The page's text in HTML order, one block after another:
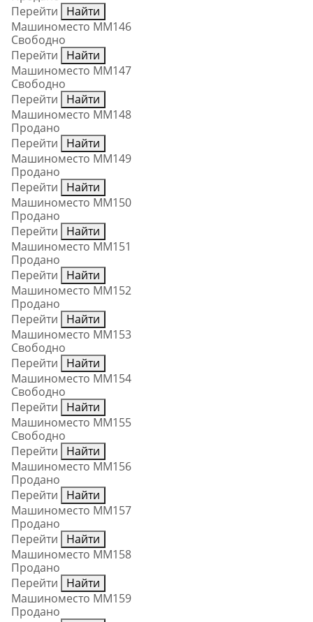
Перейти
Найти
Машиноместо ММ146
Свободно
Перейти
Найти
Машиноместо ММ147
Свободно
Перейти
Найти
Машиноместо ММ148
Продано
Перейти
Найти
Машиноместо ММ149
Продано
Перейти
Найти
Машиноместо ММ150
Продано
Перейти
Найти
Машиноместо ММ151
Продано
Перейти
Найти
Машиноместо ММ152
Продано
Перейти
Найти
Машиноместо ММ153
Свободно
Перейти
Найти
Машиноместо ММ154
Свободно
Перейти
Найти
Машиноместо ММ155
Свободно
Перейти
Найти
Машиноместо ММ156
Продано
Перейти
Найти
Машиноместо ММ157
Продано
Перейти
Найти
Машиноместо ММ158
Продано
Перейти
Найти
Машиноместо ММ159
Продано